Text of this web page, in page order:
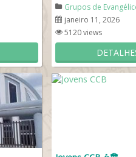
Grupos de
janeiro 11, 2026
5120 views